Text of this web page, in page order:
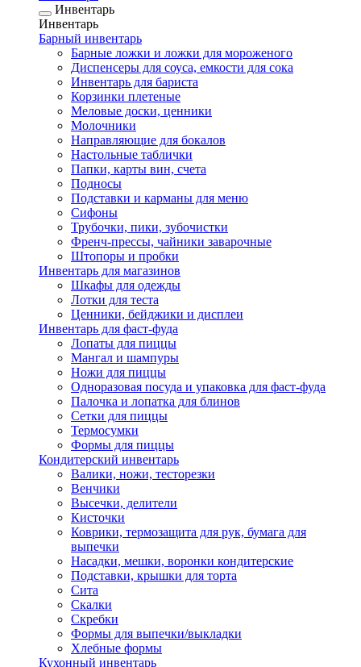
Инвентарь
Инвентарь
Барный инвентарь
Барные ложки и ложки для мороженого
Диспенсеры для соуса, емкости для сока
Инвентарь для бариста
Корзинки плетеные
Меловые доски, ценники
Молочники
Направляющие для бокалов
Настольные таблички
Папки, карты вин, счета
Подносы
Подставки и карманы для меню
Сифоны
Трубочки, пики, зубочистки
Френч-прессы, чайники заварочные
Штопоры и пробки
Инвентарь для магазинов
Шкафы для одежды
Лотки для теста
Ценники, бейджики и дисплеи
Инвентарь для фаст-фуда
Лопаты для пиццы
Мангал и шампуры
Ножи для пиццы
Одноразовая посуда и упаковка для фаст-фуда
Палочка и лопатка для блинов
Сетки для пиццы
Термосумки
Формы для пиццы
Кондитерский инвентарь
Валики, ножи, тесторезки
Венчики
Высечки, делители
Кисточки
Коврики, термозащита для рук, бумага для
выпечки
Насадки, мешки, воронки кондитерские
Подставки, крышки для торта
Сита
Скалки
Скребки
Формы для выпечки/выкладки
Хлебные формы
Кухонный инвентарь